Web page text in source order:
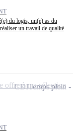
du logis, un(e) as du
un travail de qualité
CDITemps plein
offre à ma sélection